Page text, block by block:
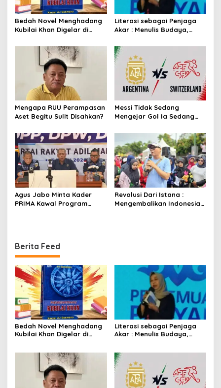
Bedah Novel Menghadang
Kubilai Khan Digelar di
Menyelami Heroisme
Leluhur Nusantara
Literasi sebagai Penjaga
Akar : Menulis Budaya,
Mengapa RUU Perampasan
Aset Begitu Sulit Disahkan?
Messi Tidak Sedang
Mengejar Gol Ia Sedang
Agus Jabo Minta Kader
PRIMA Kawal Program
Revolusi Dari Istana :
Mengembalikan Indonesia
Berita Feed
Bedah Novel Menghadang
Kubilai Khan Digelar di
Leluhur Nusantara
Literasi sebagai Penjaga
Akar : Menulis Budaya,